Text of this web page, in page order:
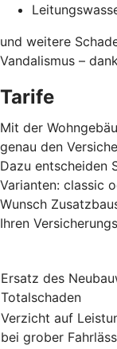
und weitere
Vandalismus –
Tarife
Mit der
genau den
Dazu entscheiden
Varianten: classic
Wunsch
Ihren
Ersatz des
Totalschaden
Verzicht auf
bei grober